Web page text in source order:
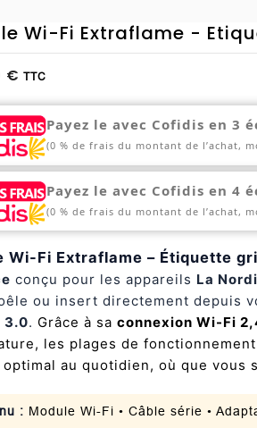
Wi-Fi Extraflame -
€ TTC
Payez le avec Cofidis en 3
(0 % de frais du montant de l’achat,
Payez le avec Cofidis en 4
(0 % de frais du montant de l’achat,
Wi-Fi Extraflame – Étiquette
conçu pour les appareils La
ou insert directement depuis
3.0. Grâce à sa connexion Wi-Fi
les plages de
au quotidien, où que vous
: Module Wi-Fi • Câble série •